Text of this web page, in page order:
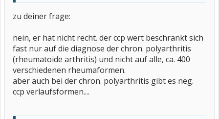
zu deiner frage:
nein, er hat nicht recht. der ccp wert beschränkt sich
fast nur auf die diagnose der chron. polyarthritis
(rheumatoide arthritis) und nicht auf alle, ca. 400
verschiedenen rheumaformen.
aber auch bei der chron. polyarthritis gibt es neg.
ccp verlaufsformen....